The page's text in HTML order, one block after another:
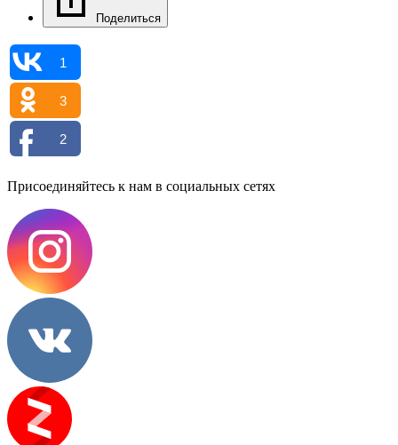
Поделиться
1
3
2
Присоединяйтесь к нам в социальных сетях